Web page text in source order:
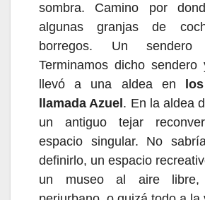
sombra. Camino por
algunas granjas de
borregos. Un sendero
Terminamos dicho sendero
llevó a una aldea en
llamada Azuel . En la aldea
un antiguo tejar
espacio singular. No
definirlo, un espacio
un museo al aire libre,